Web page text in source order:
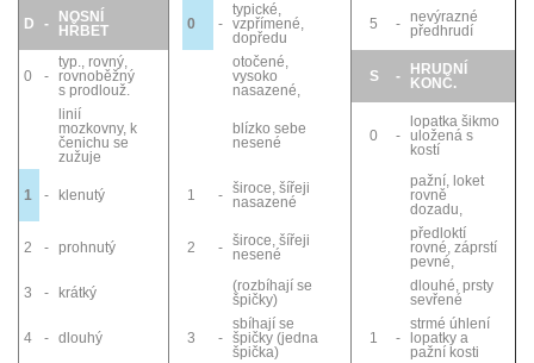
D -
NOSNÍ
HŘBET
0 -
typické,
vzpřímené,
dopředu
5 -
nevýrazné
předhrudí
0 -
typ., rovný,
rovnoběžný
s prodlouž.
otočené,
vysoko
nasazené,
S -
HRUDNÍ
KONČ.
linií
mozkovny, k
čenichu se
zužuje
blízko sebe
nesené
0 -
lopatka šikmo
uložená s
kostí
1 - klenutý 1 - široce, šířeji
nasazené
pažní, loket
rovně
dozadu,
2 - prohnutý 2 - široce, šířeji
nesené
předloktí
rovné, záprstí
pevné,
3
- krátký
(rozbíhají se
špičky)
dlouhé, prsty
sevřené
4 - dlouhý 3 -
sbíhají se
špičky (jedna
špička)
1 -
strmé úhlení
lopatky a
pažní kosti